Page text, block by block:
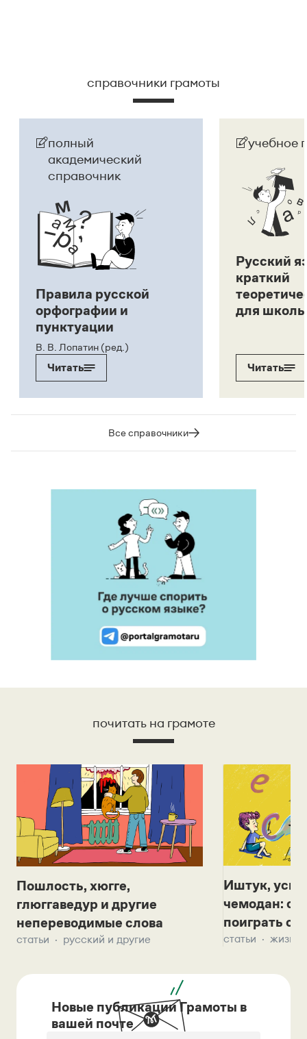
справочники грамоты
полный
академический
справочник
Правила русской
орфографии и
пунктуации
В. В. Лопатин (ред.)
Читать
учебное
Русский
краткий
для
Читать
Все справочники
почитать на грамоте
Пошлость, хюгге,
глюггаведур и другие
непереводимые слова
статьи русский и другие
Иштук,
чемодан:
поиграть с
статьи жизнь
Новые публикации Грамоты в
вашей почте